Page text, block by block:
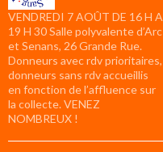
VENDREDI 7 AOÛT DE 16 H A
19 H 30 Salle polyvalente d’Arc
et Senans, 26 Grande Rue.
Donneurs avec rdv prioritaires,
donneurs sans rdv accueillis
en fonction de l’affluence sur
la collecte. VENEZ
NOMBREUX !